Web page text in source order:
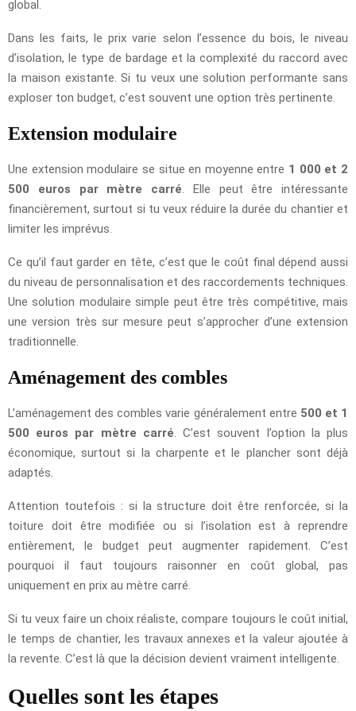
global.
Dans les faits, le prix varie selon l’essence du bois, le niveau
d’isolation, le type de bardage et la complexité du raccord avec
la maison existante. Si tu veux une solution performante sans
exploser ton budget, c’est souvent une option très pertinente.
Extension modulaire
Une extension modulaire se situe en moyenne entre 1 000 et 2
500 euros par mètre carré . Elle peut être intéressante
financièrement, surtout si tu veux réduire la durée du chantier et
limiter les imprévus.
Ce qu’il faut garder en tête, c’est que le coût final dépend aussi
du niveau de personnalisation et des raccordements techniques.
Une solution modulaire simple peut être très compétitive, mais
une version très sur mesure peut s’approcher d’une extension
traditionnelle.
Aménagement des combles
L’aménagement des combles varie généralement entre 500 et 1
500 euros par mètre carré . C’est souvent l’option la plus
économique, surtout si la charpente et le plancher sont déjà
adaptés.
Attention toutefois : si la structure doit être renforcée, si la
toiture doit être modifiée ou si l’isolation est à reprendre
entièrement, le budget peut augmenter rapidement. C’est
pourquoi il faut toujours raisonner en coût global, pas
uniquement en prix au mètre carré.
Si tu veux faire un choix réaliste, compare toujours le coût initial,
le temps de chantier, les travaux annexes et la valeur ajoutée à
la revente. C’est là que la décision devient vraiment intelligente.
Quelles sont les étapes